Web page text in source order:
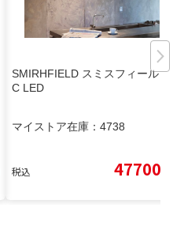
SMIRHFIELD スミスフィールド
C LED
マイストア在庫： 4738
税込 47700